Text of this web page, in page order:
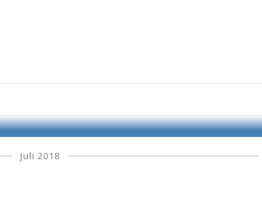
Juli 2018